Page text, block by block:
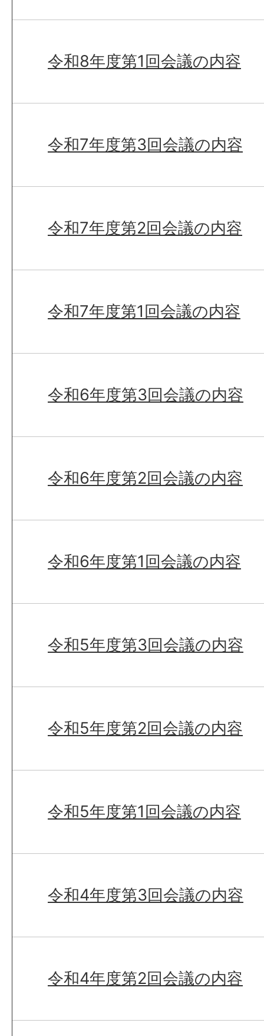
令和8年度第1回会議の内容
令和7年度第3回会議の内容
令和7年度第2回会議の内容
令和7年度第1回会議の内容
令和6年度第3回会議の内容
令和6年度第2回会議の内容
令和6年度第1回会議の内容
令和5年度第3回会議の内容
令和5年度第2回会議の内容
令和5年度第1回会議の内容
令和4年度第3回会議の内容
令和4年度第2回会議の内容